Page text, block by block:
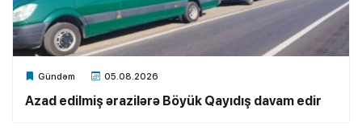
Gündəm 05.08.2026
Xalq.Online
Azad edilmiş ərazilərə Böyük Qayıdış davam edir